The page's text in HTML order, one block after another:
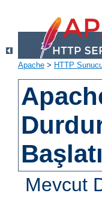
Apache > HTTP
Mevcut